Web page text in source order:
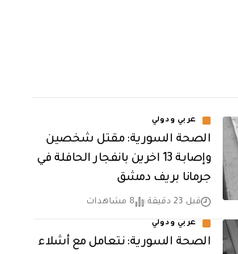
عربي ودولي
الصحة السورية: مقتل شخصين
وإصابة 13 اخرين بانفجار الحافلة في
جرمانا بريف دمشق
قبل 23 دقيقة 8 مشاهدات
عربي ودولي
الصحة السورية: نتعامل مع أشلاء